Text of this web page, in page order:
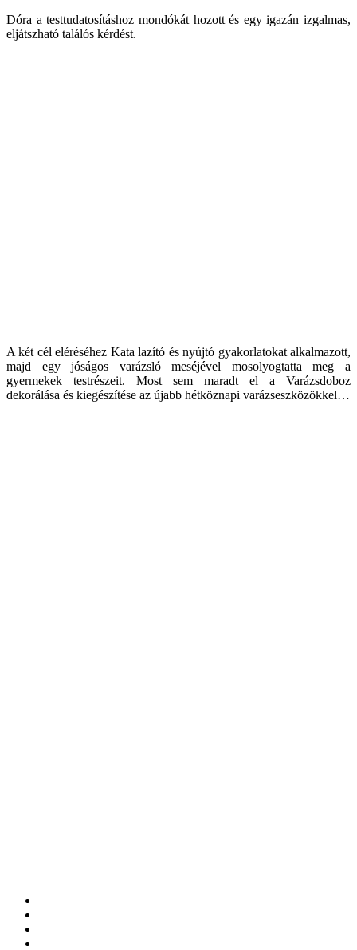
Dóra a testtudatosításhoz mondókát hozott és egy igazán izgalmas,
eljátszható találós kérdést.
A két cél eléréséhez Kata lazító és nyújtó gyakorlatokat alkalmazott,
majd egy jóságos varázsló meséjével mosolyogtatta meg a
gyermekek testrészeit. Most sem maradt el a Varázsdoboz
dekorálása és kiegészítése az újabb hétköznapi varázseszközökkel…